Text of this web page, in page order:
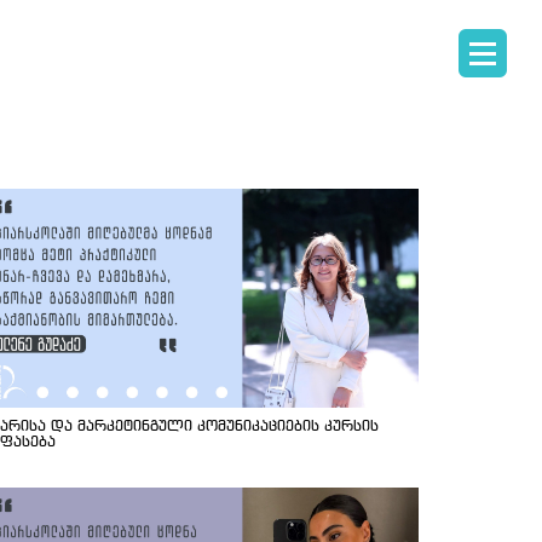
და მარკეტინგული კომუნიკაციების კურსის